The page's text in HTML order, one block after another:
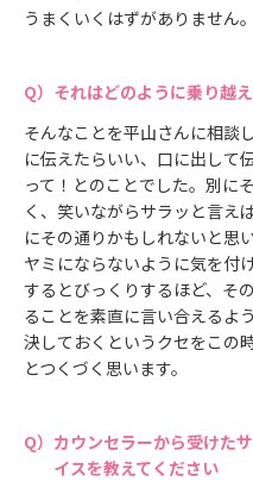
うまくいくはずがありません。
それはどのように乗り越
そんなことを平山さんに相
に伝えたらいい、口に出して
って！とのことでした。別に
く、笑いながらサラッと言え
にその通りかもしれないと思
ヤミにならないように気を付
するとびっくりするほど、そ
ることを素直に言い合えるよ
決しておくというクセをこの
とつくづく思います。
カウンセラーから受けた
イスを教えてください